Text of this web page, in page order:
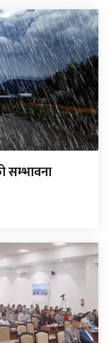
सम्भावना